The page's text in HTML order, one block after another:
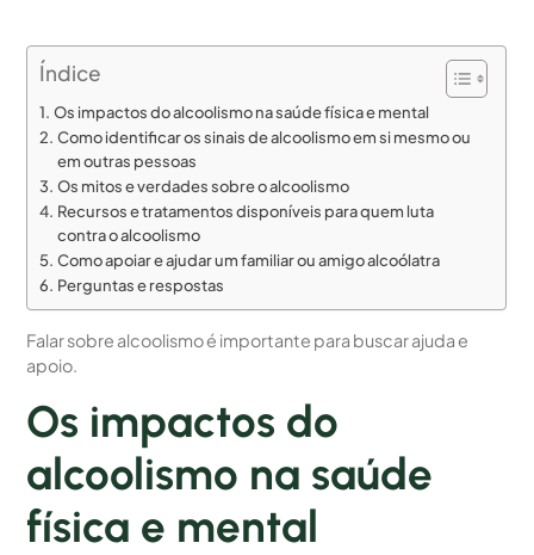
Índice
Os impactos do alcoolismo na saúde física e mental
Como identificar os sinais de alcoolismo em si mesmo ou
em outras pessoas
Os mitos e verdades sobre o alcoolismo
Recursos e tratamentos disponíveis para quem luta
contra o alcoolismo
Como apoiar e ajudar um familiar ou amigo alcoólatra
Perguntas e respostas
Falar sobre alcoolismo é importante para buscar ajuda e
apoio.
Os impactos do
alcoolismo na saúde
física e mental